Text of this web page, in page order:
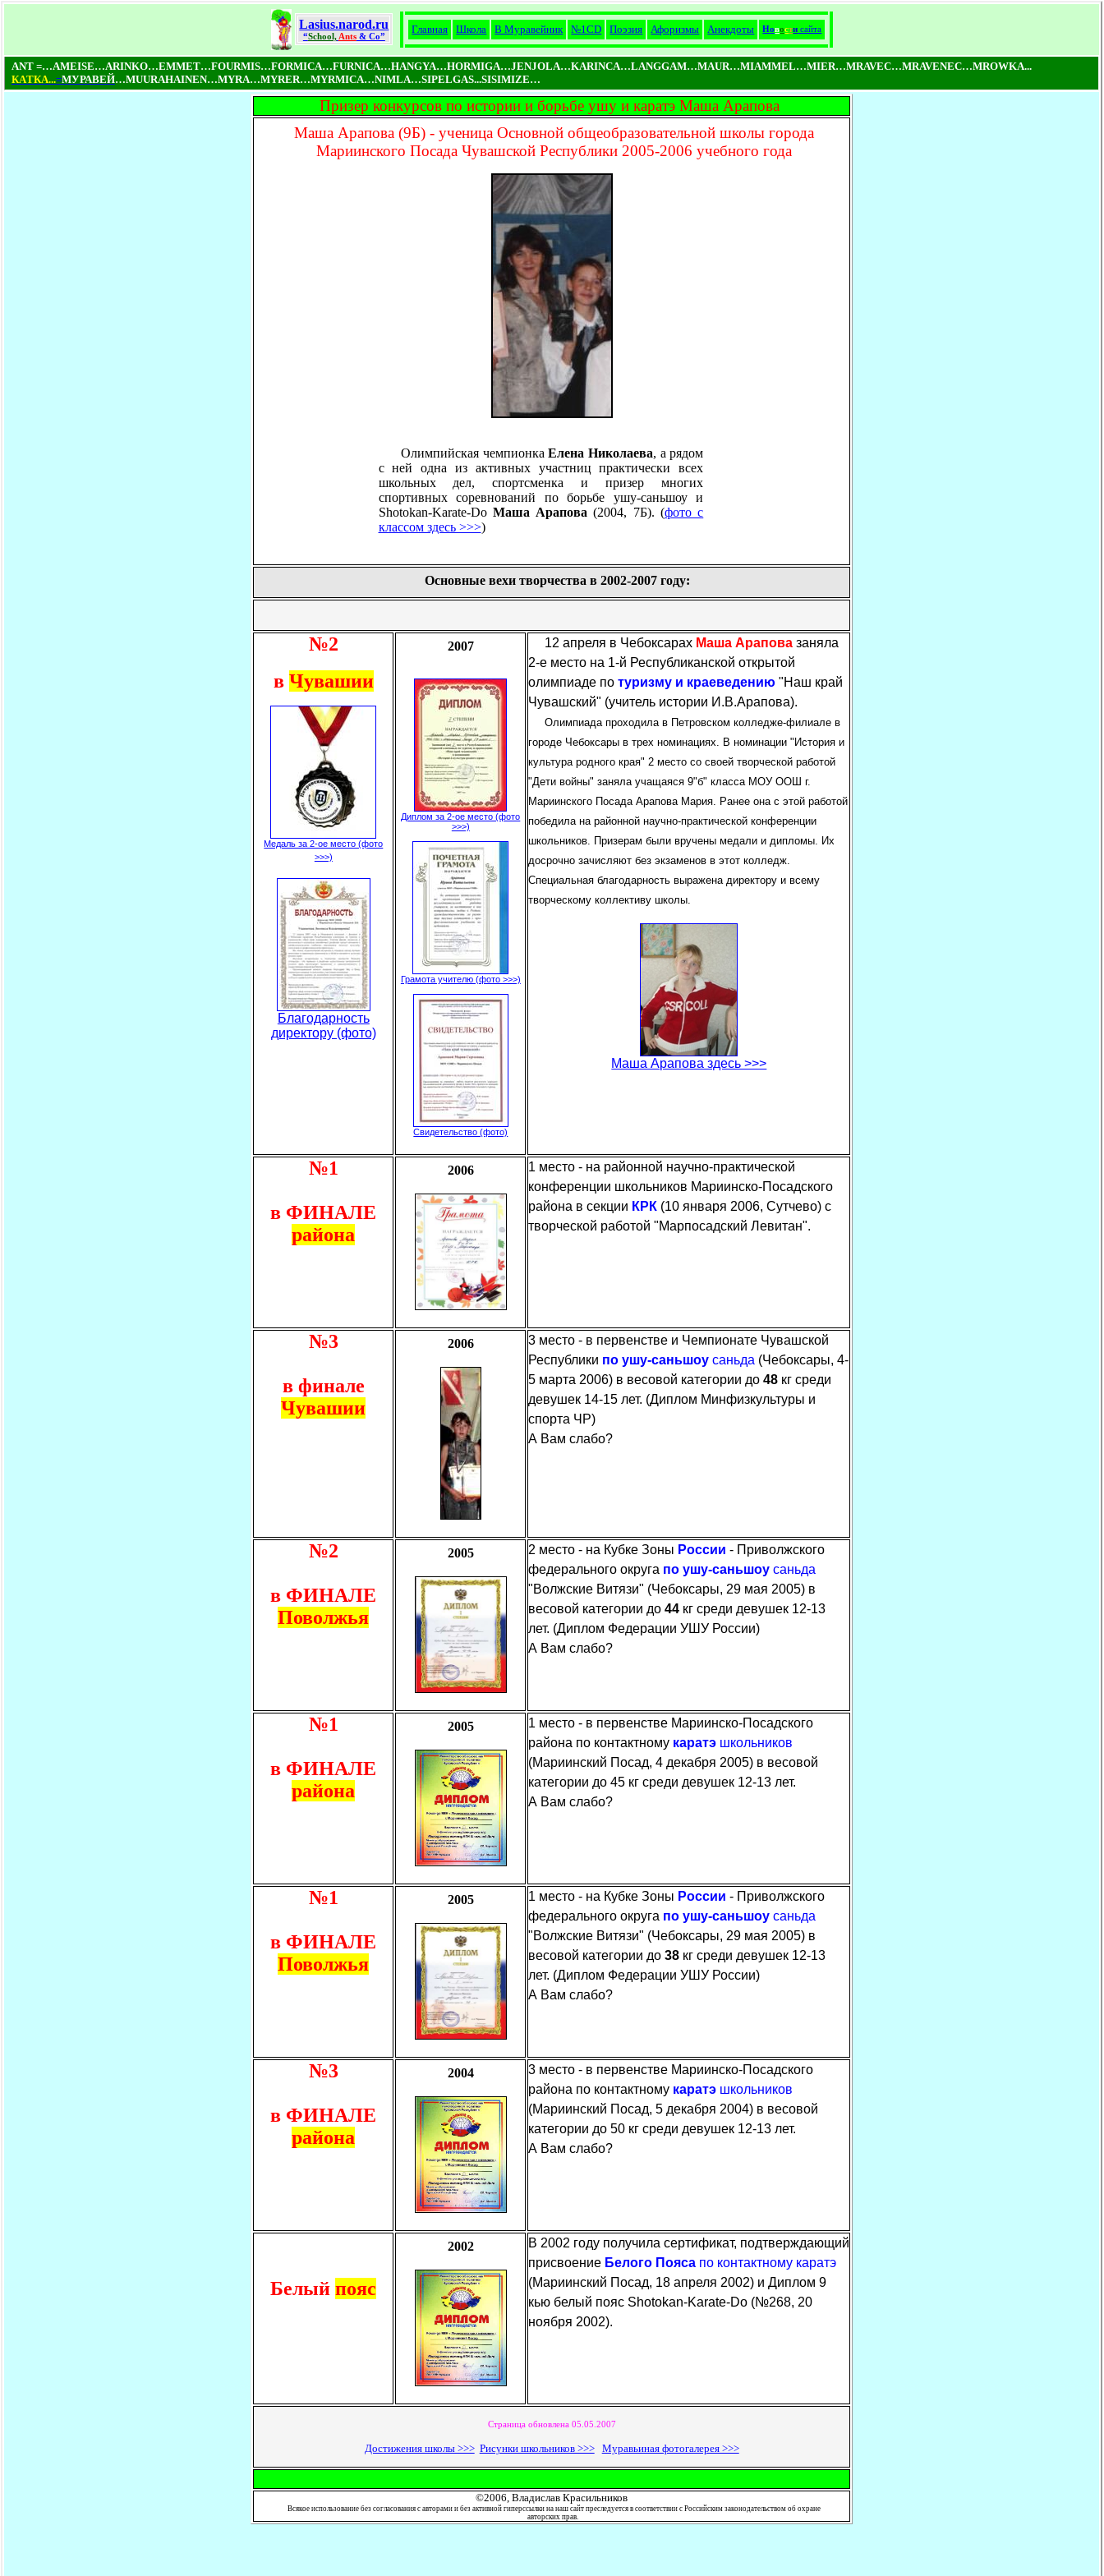
Lasius.narod.ru
“School, Ants& Co”
Главная Школа В Муравейник №1CD Поэзия Афоризмы Анекдоты Новости сайта
ANT =…AMEISE…ARINKO…EMMET…FOURMIS…FORMICA…FURNICA…HANGYA…HORMIGA…JENJOLA…KARINCA…LANGGAM…MAUR…MIAMMEL…MIER…MRAVEC…MRAVENEC…MROWKA...
КAТКA...=МУРАВЕЙ…MUURAHAINEN…MYRA…MYRER…MYRMICA…NIMLA…SIPELGAS...SISIMIZE…
Призер конкурсов по истории и борьбе ушу и каратэ Маша Арапова
Маша Арапова (9Б) - ученица Основной общеобразовательной школы города
Мариинского Посада Чувашской Республики 2005-2006 учебного года
Олимпийская чемпионкаЕлена Николаева, а рядом
с ней одна из активных участниц практически всех
школьных дел, спортсменка и призер многих
спортивных соревнований по борьбе ушу-саньшоу и
Shotokan-Karate-Do Маша Арапова (2004, 7Б). (фото с
классом здесь >>>)
Основные вехи творчества в 2002-2007 году:
№2
в Чувашии
Медаль за 2-ое место (фото
>>>)
Благодарность
директору (фото)
2007
Диплом за 2-ое место (фото
>>>)
Грамота учителю (фото >>>)
Свидетельство (фото)
12 апреля в Чебоксарах Маша Арапова заняла
2-е место на 1-й Республиканской открытой
олимпиаде потуризму и краеведению "Наш край
Чувашский" (учитель истории И.В.Арапова).
Олимпиада проходила в Петровском колледже-филиале в
городе Чебоксары в трех номинациях. В номинации "История и
культура родного края" 2 место со своей творческой работой
"Дети войны" заняла учащаяся 9"б" класса МОУ ООШ г.
Мариинского Посада Арапова Мария. Ранее она с этой работой
победила на районной научно-практической конференции
школьников. Призерам были вручены медали и дипломы. Их
досрочно зачисляют без экзаменов в этот колледж.
Специальная благодарность выражена директору и всему
творческому коллективу школы.
Маша Арапова здесь >>>
№1
в ФИНАЛЕ
района
2006
1 место - на районной научно-практической
конференции школьников Мариинско-Посадского
района в секции КРК (10 января 2006, Сутчево) с
творческой работой "Марпосадский Левитан".
№3
в финале
Чувашии
2006
3 место - в первенстве и Чемпионате Чувашской
Республики по ушу-саньшоу саньда (Чебоксары, 4-
5 марта 2006) в весовой категории до48 кг среди
девушек 14-15 лет. (Диплом Минфизкультуры и
спорта ЧР)
А Вам слабо?
№2
в ФИНАЛЕ
Поволжья
2005 2 место - на Кубке Зоны России - Приволжского
федерального округа по ушу-саньшоу саньда
"Волжские Витязи" (Чебоксары, 29 мая 2005) в
весовой категории до44 кг среди девушек 12-13
лет. (Диплом Федерации УШУ России)
А Вам слабо?
№1
в ФИНАЛЕ
района
2005
1 место - в первенстве Мариинско-Посадского
района по контактному каратэ школьников
(Мариинский Посад, 4 декабря 2005) в весовой
категории до 45 кг среди девушек 12-13 лет.
А Вам слабо?
№1
в ФИНАЛЕ
Поволжья
2005 1 место - на Кубке Зоны России - Приволжского
федерального округа по ушу-саньшоу саньда
"Волжские Витязи" (Чебоксары, 29 мая 2005) в
весовой категории до38 кг среди девушек 12-13
лет. (Диплом Федерации УШУ России)
А Вам слабо?
№3
в ФИНАЛЕ
района
2004
3 место - в первенстве Мариинско-Посадского
района по контактному каратэ школьников
(Мариинский Посад, 5 декабря 2004) в весовой
категории до 50 кг среди девушек 12-13 лет.
А Вам слабо?
Белыйпояс
2002
В 2002 году получила сертификат, подтверждающий
присвоение Белого Пояса по контактному каратэ
(Мариинский Посад, 18 апреля 2002) и Диплом 9
кью белый пояс Shotokan-Karate-Do (№268, 20
ноября 2002).
Страница обновлена 05.05.2007
Достижения школы >>> Рисунки школьников >>> Муравьиная фотогалерея >>>
©2006, Владислав Красильников
Всякое использование без согласования с авторами и без активной гиперссылки на наш сайт преследуется в соответствии с Российским законодательством об охране
авторских прав.